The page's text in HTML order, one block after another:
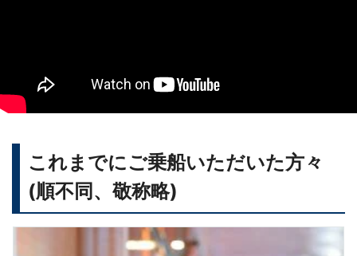
これまでにご乗船いただいた方々
(順不同、敬称略)